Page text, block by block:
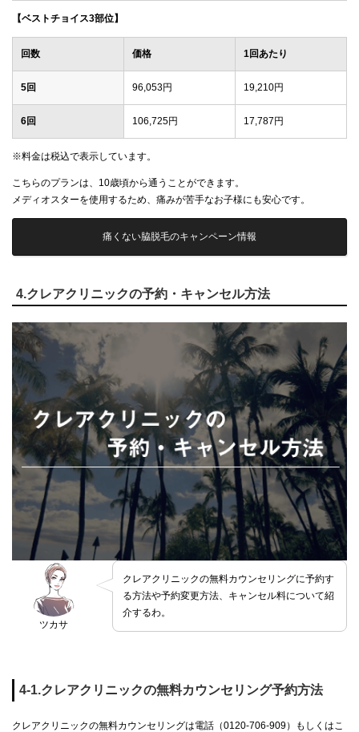
【ベストチョイス3部位】
回数 価格 1回あたり
5回 96,053円 19,210円
6回 106,725円 17,787円
※料金は税込で表示しています。
こちらのプランは、10歳頃から通うことができます。
メディオスターを使用するため、痛みが苦手なお子様にも安心です。
痛くない脇脱毛のキャンペーン情報
4.クレアクリニックの予約・キャンセル方法
ツカサ
クレアクリニックの無料カウンセリングに予約す
る方法や予約変更方法、キャンセル料について紹
介するわ。
4-1.クレアクリニックの無料カウンセリング予約方法
クレアクリニックの無料カウンセリングは電話（0120-706-909）もしくはこ